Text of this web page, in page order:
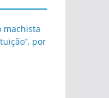
machista
por